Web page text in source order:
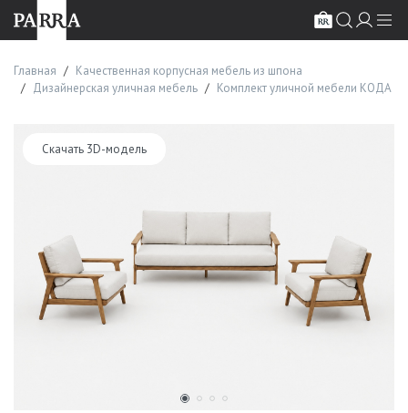
Главная
Качественная корпусная мебель из шпона
Дизайнерская уличная мебель
Комплект уличной мебели КОДА
Скачать 3D-модель